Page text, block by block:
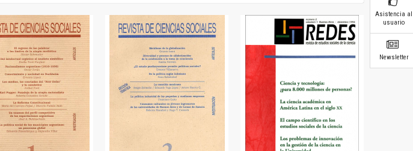
descendente
Asistencia al
usuario
Newsletter